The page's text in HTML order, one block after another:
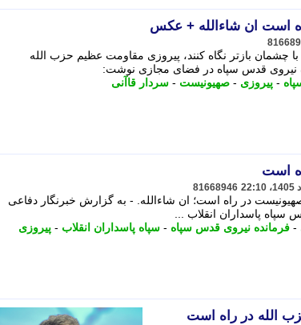
است ان شاءالله + عکس
بازتر نگاه کنند، پیروزی مقاومت عظیم حزب الله
نیروی قدس سپاه در فضای مجازی نوشت:
- پیروزی - صهیونیست - سردار قاآنی
است
81668946
در راه است؛ ان شاءالله. - به گزارش خبرنگار دفاعی
سپاه پاسداران انقلاب ...
- فرمانده نیروی قدس سپاه - سپاه پاسداران انقلاب - پیروزی
الله در راه است